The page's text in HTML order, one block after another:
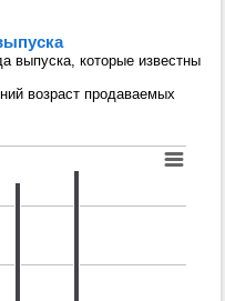
выпуска, которые известны
возраст продаваемых